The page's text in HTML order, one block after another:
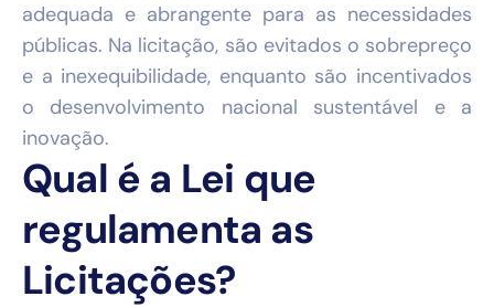
adequada e abrangente para as necessidades
públicas. Na licitação, são evitados o sobrepreço
e a inexequibilidade, enquanto são incentivados
o desenvolvimento nacional sustentável e a
inovação.
Qual é a Lei que
regulamenta as
Licitações?